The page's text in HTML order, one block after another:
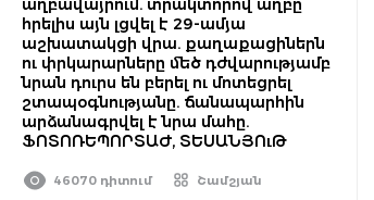
աղբավայրում. տրակտորով աղբը
հրելիս այն լցվել է 29-ամյա
աշխատակցի վրա. քաղաքացիներն
ու փրկարարները մեծ դժվարությամբ
նրան դուրս են բերել ու մոտեցրել
շտապօգնությանը. ճանապարհին
արձանագրվել է նրա մահը.
ՖՈՏՈՌԵՊՈՐՏԱԺ, ՏԵՍԱՆՅՈւԹ
46070 դիտում Շամշյան